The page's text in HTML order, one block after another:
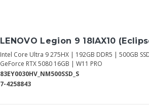
LENOVO Legion 9 18IAX10
Intel Core Ultra 9 275HX | 192GB DDR5 | 500GB
GeForce RTX 5080 16GB | W11 PRO
83EY0030HV_NM500SSD_S
7-4258843